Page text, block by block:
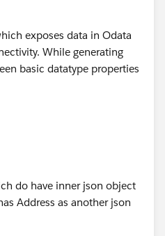
exposes data in Odata
While generating
basic datatype properties
do have inner json object
Address as another json